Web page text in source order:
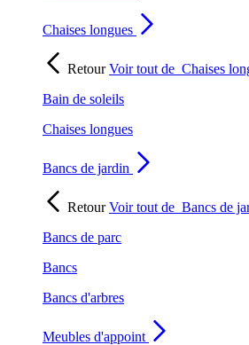
Chaises longues
RetourVoir tout de Chaises
Bain de soleils
Chaises longues
Bancs de jardin
RetourVoir tout de Bancs de
Bancs de parc
Bancs
Bancs d'arbres
Meubles d'appoint